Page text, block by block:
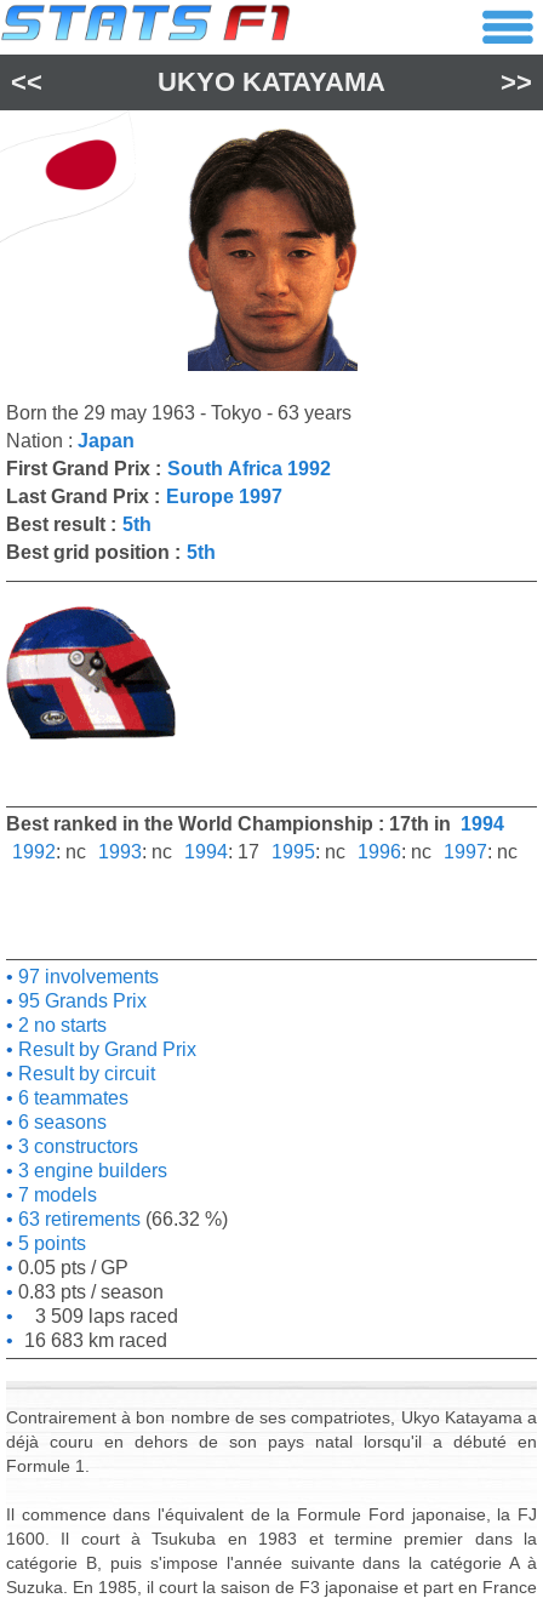
<< UKYO KATAYAMA >>
Born the 29 may 1963 - Tokyo - 63 years
Nation : Japan
First Grand Prix : South Africa 1992
Last Grand Prix : Europe 1997
Best result : 5th
Best grid position : 5th
Best ranked in the World Championship : 17th in 1994
1992: nc 1993: nc 1994: 17 1995: nc 1996: nc 1997: nc
97 involvements
95 Grands Prix
2 no starts
Result by Grand Prix
Result by circuit
6 teammates
6 seasons
3 constructors
3 engine builders
7 models
63 retirements (66.32 %)
5 points
0.05 pts / GP
0.83 pts / season
3 509 laps raced
16 683 km raced
Contrairement à bon nombre de ses compatriotes, Ukyo Katayama a
déjà couru en dehors de son pays natal lorsqu'il a débuté en
Formule 1.
Il commence dans l'équivalent de la Formule Ford japonaise, la FJ
1600. Il court à Tsukuba en 1983 et termine premier dans la
catégorie B, puis s'impose l'année suivante dans la catégorie A à
Suzuka. En 1985, il court la saison de F3 japonaise et part en France